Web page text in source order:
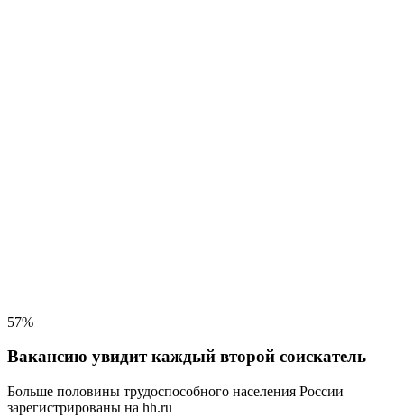
57%
Вакансию увидит каждый второй соискатель
Больше половины трудоспособного населения России
зарегистрированы на hh.ru